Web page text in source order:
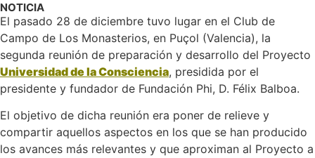
NOTICIA
El pasado 28 de diciembre tuvo lugar en el Club de
Campo de Los Monasterios, en Puçol (Valencia), la
segunda reunión de preparación y desarrollo del Proyecto
Universidad de la Consciencia, presidida por el
presidente y fundador de Fundación Phi, D. Félix Balboa.
El objetivo de dicha reunión era poner de relieve y
compartir aquellos aspectos en los que se han producido
los avances más relevantes y que aproximan al Proyecto a